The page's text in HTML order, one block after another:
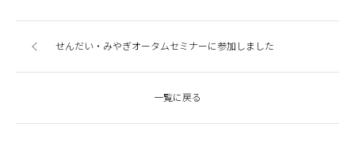
せんだい・みやぎオータムセミナーに参加しました
一覧に戻る